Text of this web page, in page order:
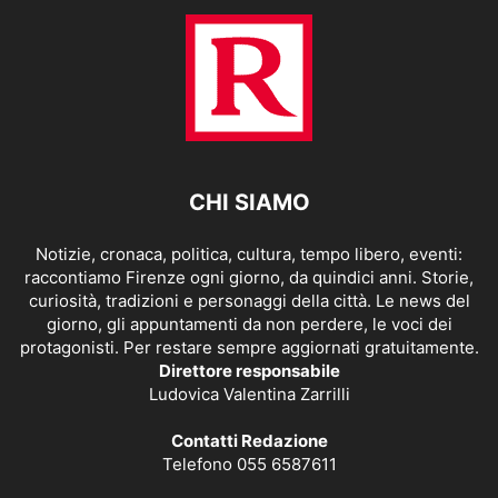
CHI SIAMO
Notizie, cronaca, politica, cultura, tempo libero, eventi:
raccontiamo Firenze ogni giorno, da quindici anni. Storie,
curiosità, tradizioni e personaggi della città. Le news del
giorno, gli appuntamenti da non perdere, le voci dei
protagonisti. Per restare sempre aggiornati gratuitamente.
Direttore responsabile
Ludovica Valentina Zarrilli
Contatti Redazione
Telefono 055 6587611